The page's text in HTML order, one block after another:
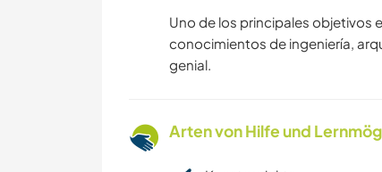
Uno de los principales objetivos
conocimientos de ingeniería,
genial.
Arten von Hilfe und